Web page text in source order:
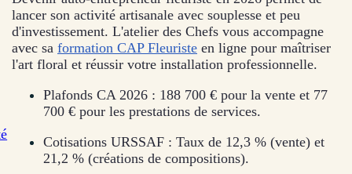
lancer son activité artisanale avec souplesse et peu
d'investissement. L'atelier des Chefs vous accompagne
avec sa formation CAP Fleuriste en ligne pour maîtriser
l'art floral et réussir votre installation professionnelle.
Plafonds CA 2026 : 188 700 € pour la vente et 77
700 € pour les prestations de services.
Cotisations URSSAF : Taux de 12,3 % (vente) et
21,2 % (créations de compositions).